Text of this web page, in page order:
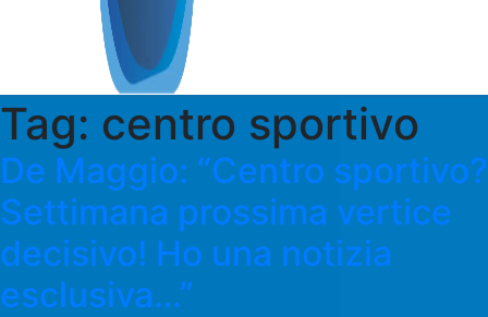
Tag: centro sportivo
De Maggio: “Centro sportivo?
Settimana prossima vertice
decisivo! Ho una notizia
esclusiva…”